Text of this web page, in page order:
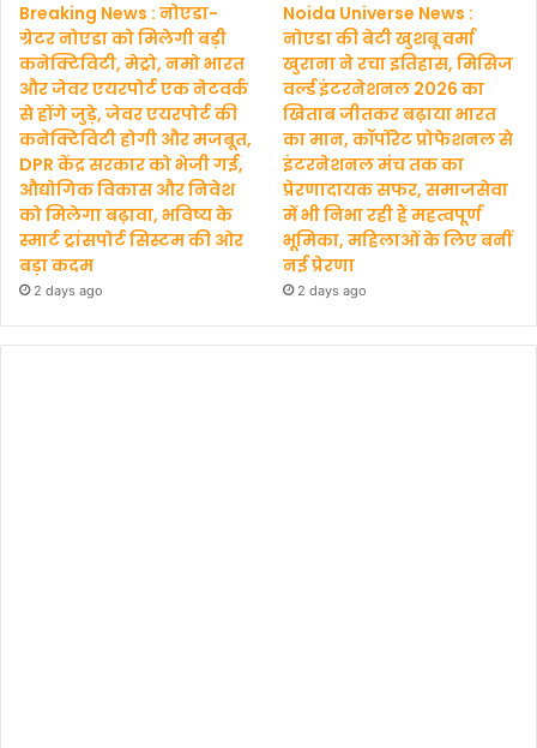
Breaking News : नोएडा-
ग्रेटर नोएडा को मिलेगी बड़ी
कनेक्टिविटी, मेट्रो, नमो भारत
और जेवर एयरपोर्ट एक नेटवर्क
से होंगे जुड़े, जेवर एयरपोर्ट की
कनेक्टिविटी होगी और मजबूत,
DPR केंद्र सरकार को भेजी गई,
औद्योगिक विकास और निवेश
को मिलेगा बढ़ावा, भविष्य के
स्मार्ट ट्रांसपोर्ट सिस्टम की ओर
बड़ा कदम
2 days ago
Noida Universe News :
नोएडा की बेटी खुशबू वर्मा
खुराना ने रचा इतिहास, मिसिज
वर्ल्ड इंटरनेशनल 2026 का
खिताब जीतकर बढ़ाया भारत
का मान, कॉर्पोरेट प्रोफेशनल से
इंटरनेशनल मंच तक का
प्रेरणादायक सफर, समाजसेवा
में भी निभा रही हैं महत्वपूर्ण
भूमिका, महिलाओं के लिए बनीं
नई प्रेरणा
2 days ago